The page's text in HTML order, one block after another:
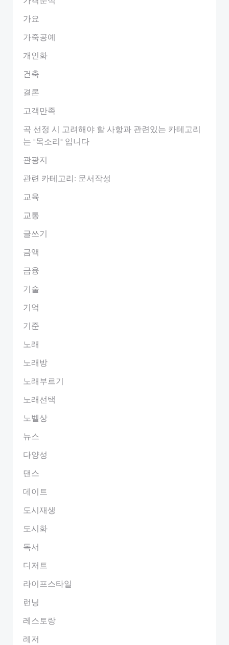
가요
가죽공예
개인화
건축
결론
고객만족
곡 선정 시 고려해야 할 사항과 관련있는 카테고리
는 "목소리" 입니다
관광지
관련 카테고리: 문서작성
교육
교통
글쓰기
금액
금융
기술
기억
기준
노래
노래방
노래부르기
노래선택
노벨상
뉴스
다양성
댄스
데이트
도시재생
도시화
독서
디저트
라이프스타일
런닝
레스토랑
레저